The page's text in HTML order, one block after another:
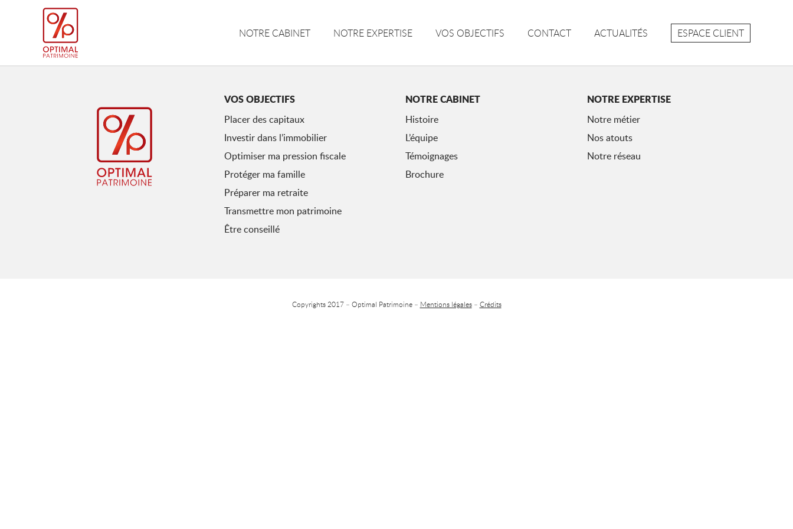
NOTRE CABINET NOTRE EXPERTISE VOS OBJECTIFS CONTACT ACTUALITÉS ESPACE CLIENT
VOS OBJECTIFS
Placer des capitaux
Investir dans l’immobilier
Optimiser ma pression fiscale
Protéger ma famille
Préparer ma retraite
Transmettre mon patrimoine
Être conseillé
NOTRE CABINET
Histoire
L’équipe
Témoignages
Brochure
NOTRE EXPERTISE
Notre métier
Nos atouts
Notre réseau
Copyrights 2017 – Optimal Patrimoine – Mentions légales– Crédits